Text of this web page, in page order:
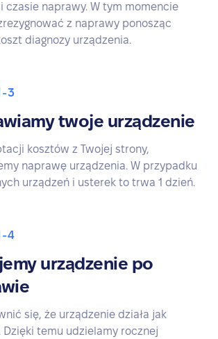
czasie naprawy. W tym momencie
z naprawy ponosząc
diagnozy urządzenia.
3
twoje urządzenie
kosztów z Twojej strony,
naprawę urządzenia. W przypadku
urządzeń i usterek to trwa 1 dzień.
4
urządzenie po
się, że urządzenie działa jak
Dzięki temu udzielamy rocznej